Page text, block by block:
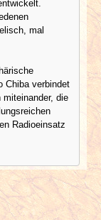
mal
Chiba verbindet
die
Radioeinsatz